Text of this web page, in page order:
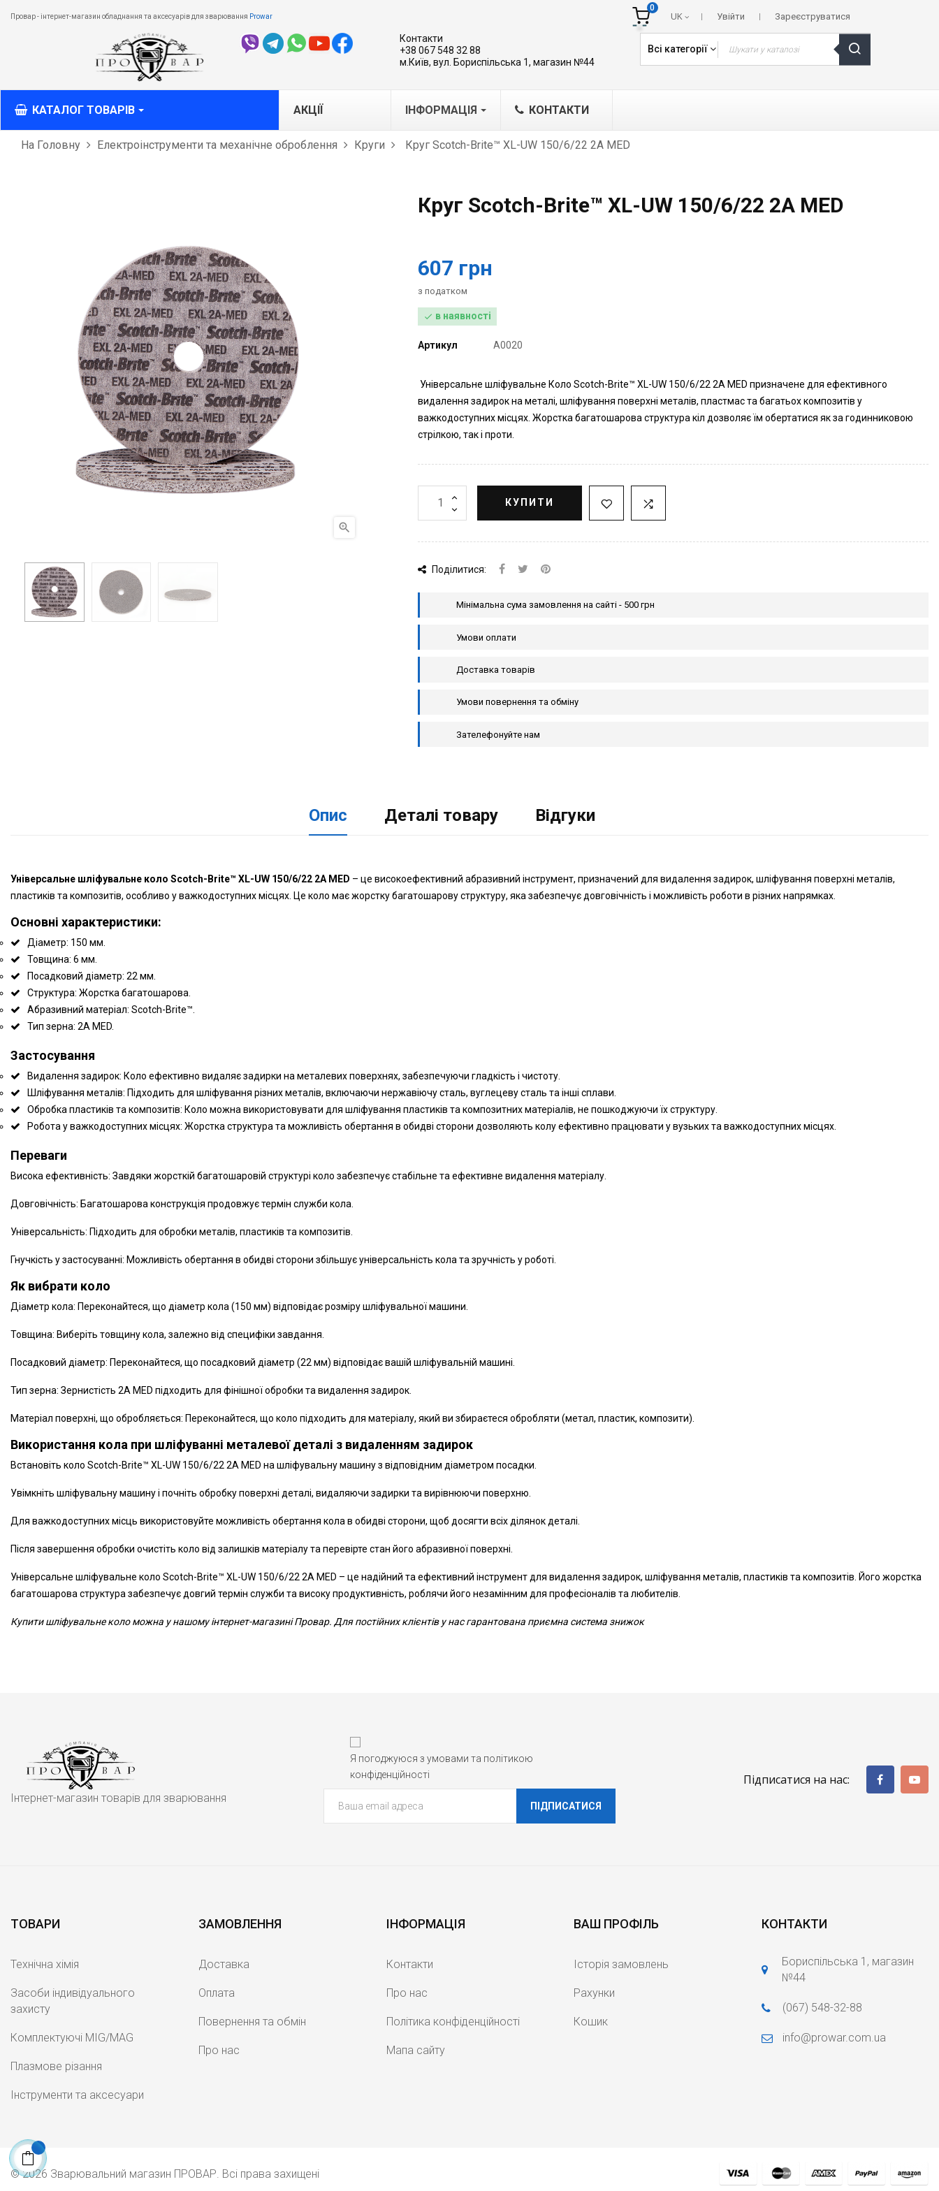
Провар - інтернет-магазин обладнання та аксесуарів для зварювання Prowar Увійти Зареєструватися
UK
0
Контакти
+38 067 548 32 88
м.Київ, вул. Бориспільська 1, магазин №44
Всі категорії
КАТАЛОГ ТОВАРІВ
Лазерна обробка металів
АКЦІЇ ІНФОРМАЦІЯ КОНТАКТИ
На Головну Електроінструменти та механічне оброблення Круги Круг Scotch-Brite™ XL-UW 150/6/22 2A MED

Круг Scotch-Brite™ XL-UW 150/6/22 2A MED
607 грн
з податком
 в наявності
Артикул A0020
Універсальне шліфувальне Коло Scotch-Brite™ XL-UW 150/6/22 2A MED призначене для ефективного
видалення задирок на металі, шліфування поверхні металів, пластмас та багатьох композитів у
важкодоступних місцях. Жорстка багатошарова структура кіл дозволяє їм обертатися як за годинниковою
стрілкою, так і проти.
КУПИТИ
Поділитися:
Мінімальна сума замовлення на сайті - 500 грн
Умови оплати
Доставка товарів
Умови повернення та обміну
Зателефонуйте нам
Опис Деталі товару Відгуки
Універсальне шліфувальне коло Scotch-Brite™ XL-UW 150/6/22 2A MED – це високоефективний абразивний інструмент, призначений для видалення задирок, шліфування поверхні металів,
пластиків та композитів, особливо у важкодоступних місцях. Це коло має жорстку багатошарову структуру, яка забезпечує довговічність і можливість роботи в різних напрямках.
Основні характеристики:
Діаметр: 150 мм.
Товщина: 6 мм.
Посадковий діаметр: 22 мм.
Структура: Жорстка багатошарова.
Абразивний матеріал: Scotch-Brite™.
Тип зерна: 2A MED.
Застосування
Видалення задирок: Коло ефективно видаляє задирки на металевих поверхнях, забезпечуючи гладкість і чистоту.
Шліфування металів: Підходить для шліфування різних металів, включаючи нержавіючу сталь, вуглецеву сталь та інші сплави.
Обробка пластиків та композитів: Коло можна використовувати для шліфування пластиків та композитних матеріалів, не пошкоджуючи їх структуру.
Робота у важкодоступних місцях: Жорстка структура та можливість обертання в обидві сторони дозволяють колу ефективно працювати у вузьких та важкодоступних місцях.
Переваги
Висока ефективність: Завдяки жорсткій багатошаровій структурі коло забезпечує стабільне та ефективне видалення матеріалу.
Довговічність: Багатошарова конструкція продовжує термін служби кола.
Універсальність: Підходить для обробки металів, пластиків та композитів.
Гнучкість у застосуванні: Можливість обертання в обидві сторони збільшує універсальність кола та зручність у роботі.
Як вибрати коло
Діаметр кола: Переконайтеся, що діаметр кола (150 мм) відповідає розміру шліфувальної машини.
Товщина: Виберіть товщину кола, залежно від специфіки завдання.
Посадковий діаметр: Переконайтеся, що посадковий діаметр (22 мм) відповідає вашій шліфувальній машині.
Тип зерна: Зернистість 2A MED підходить для фінішної обробки та видалення задирок.
Матеріал поверхні, що обробляється: Переконайтеся, що коло підходить для матеріалу, який ви збираєтеся обробляти (метал, пластик, композити).
Використання кола при шліфуванні металевої деталі з видаленням задирок
Встановіть коло Scotch-Brite™ XL-UW 150/6/22 2A MED на шліфувальну машину з відповідним діаметром посадки.
Увімкніть шліфувальну машину і почніть обробку поверхні деталі, видаляючи задирки та вирівнюючи поверхню.
Для важкодоступних місць використовуйте можливість обертання кола в обидві сторони, щоб досягти всіх ділянок деталі.
Після завершення обробки очистіть коло від залишків матеріалу та перевірте стан його абразивної поверхні.
Універсальне шліфувальне коло Scotch-Brite™ XL-UW 150/6/22 2A MED – це надійний та ефективний інструмент для видалення задирок, шліфування металів, пластиків та композитів. Його жорстка
багатошарова структура забезпечує довгий термін служби та високу продуктивність, роблячи його незамінним для професіоналів та любителів.
Купити шліфувальне коло можна у нашому інтернет-магазині Провар. Для постійних клієнтів у нас гарантована приємна система знижок
Інтернет-магазин товарів для зварювання
Я погоджуюся з умовами та політикою
конфіденційності
ПІДПИСАТИСЯ
Підписатися на нас:
ТОВАРИ
Технічна хімія
Засоби індивідуального
захисту
Комплектуючі MIG/MAG
Плазмове різання
Інструменти та аксесуари
ЗАМОВЛЕННЯ
Доставка
Оплата
Повернення та обмін
Про нас
ІНФОРМАЦІЯ
Контакти
Про нас
Політика конфіденційності
Мапа сайту
ВАШ ПРОФІЛЬ
Історія замовлень
Рахунки
Кошик
КОНТАКТИ
Бориспільська 1, магазин
№44
(067) 548-32-88
info@prowar.com.ua
© 2026 Зварювальний магазин ПРОВАР. Всі права захищені